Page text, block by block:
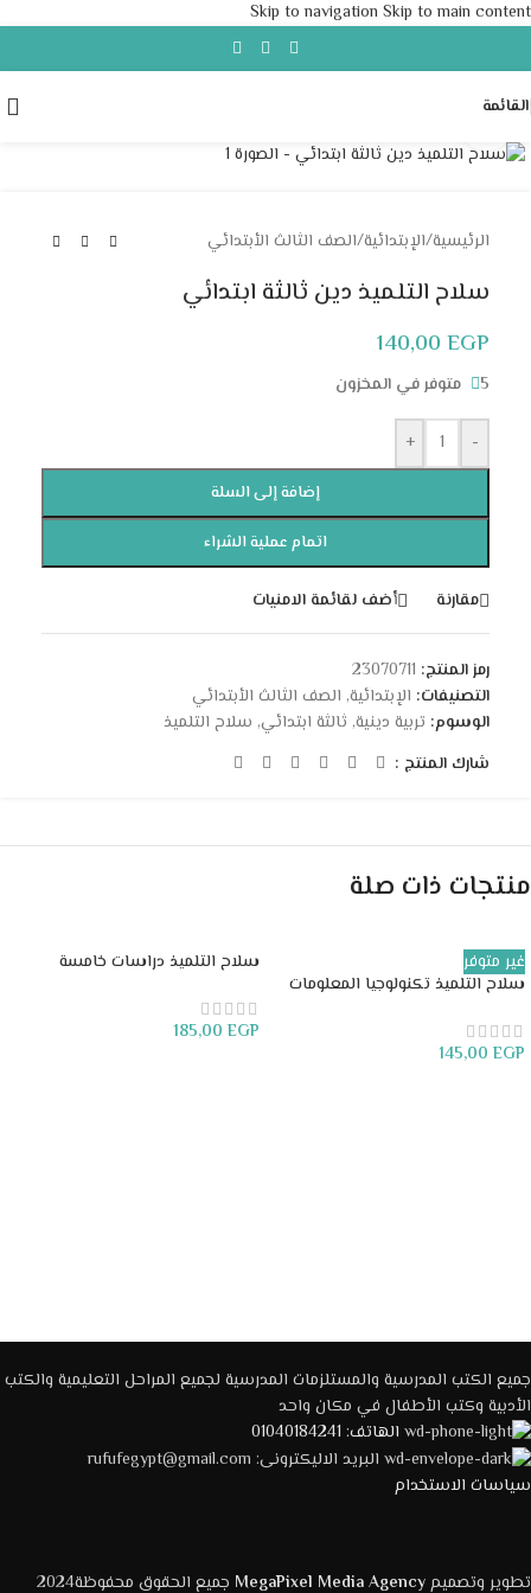
Skip to navigation Skip to main content
القائمة
الرئيسية/الإبتدائية/الصف الثالث الأبتدائي
سلاح التلميذ دين ثالثة ابتدائي
140,00 EGP
5 متوفر في المخزون
-
+
إضافة إلى السلة
اتمام عملية الشراء
مقارنة أضف لقائمة الامنيات
رمز المنتج: 23070711
التصنيفات: الإبتدائية, الصف الثالث الأبتدائي
الوسوم: تربية دينية, ثالثة ابتدائي, سلاح التلميذ
شارك المنتج :
منتجات ذات صلة
غير متوفر
سلاح التلميذ تكنولوجيا المعلومات
145,00 EGP
سلاح التلميذ دراسات خامسة
185,00 EGP
جميع الكتب المدرسية والمستلزمات المدرسية لجميع المراحل التعليمية والكتب
الأدبية وكتب الأطفال في مكان واحد
الهاتف: 01040184241
البريد الاليكترونى: rufufegypt@gmail.com
سياسات الاستخدام
تطوير وتصميمMegaPixel Media Agency جميع الحقوق محفوظة2024